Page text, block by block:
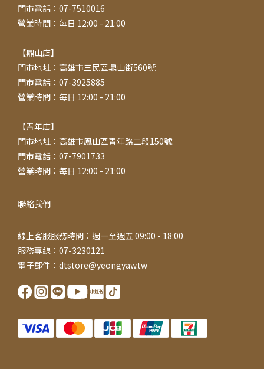
門市電話：07-7510016
營業時間：每日 12:00 - 21:00
【鼎山店】
門市地址：高雄市三民區鼎山街560號
門市電話：07-3925885
營業時間：每日 12:00 - 21:00
【青年店】
門市地址：高雄市鳳山區青年路二段150號
門市電話：07-7901733
營業時間：每日 12:00 - 21:00
聯絡我們
線上客服服務時間：週一至週五 09:00 - 18:00
服務專線：07-3230121
電子郵件：dtstore@yeongyaw.tw